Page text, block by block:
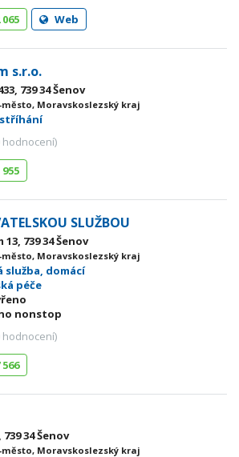
065
Web
s.r.o.
739 34 Šenov
Moravskoslezský kraj
stříhání
hodnocení)
955
SLUŽBOU
739 34 Šenov
Moravskoslezský kraj
služba, domácí
péče
nonstop
hodnocení)
566
34 Šenov
Moravskoslezský kraj